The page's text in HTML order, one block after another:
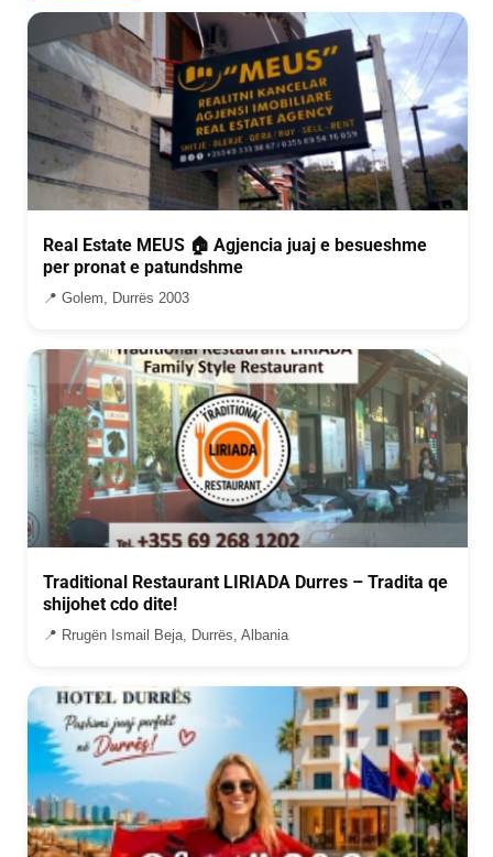
Real Estate MEUS 🏠 Agjencia juaj e besueshme
per pronat e patundshme
📍 Golem, Durrës 2003
Traditional Restaurant LIRIADA Durres – Tradita qe
shijohet cdo dite!
📍 Rrugën Ismail Beja, Durrës, Albania